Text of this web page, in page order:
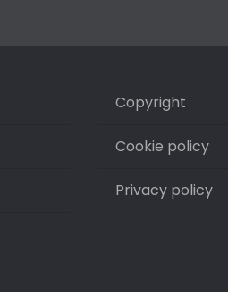
Copyright
Cookie policy
Privacy policy